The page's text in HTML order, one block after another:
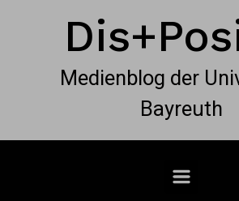
Medienblog der
Bayreuth